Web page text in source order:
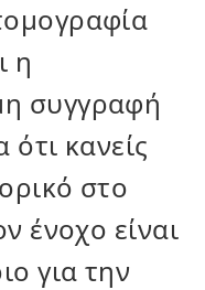
η
συγγραφή
κανείς
στο
ένοχο είναι
για την